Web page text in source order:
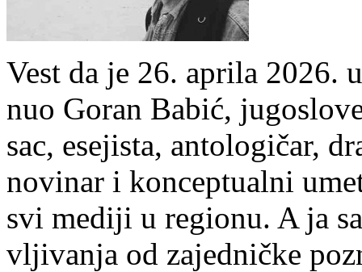
Vest da je 26. apri­la
nuo Go­ran Ba­bić,
sac, ese­ji­sta, an­to­lo­gi­čar,
no­vi­nar i kon­cep­tu­al­ni
svi me­di­ji u re­gi­o­nu. A ja
vlji­va­nja od za­jed­nič­ke